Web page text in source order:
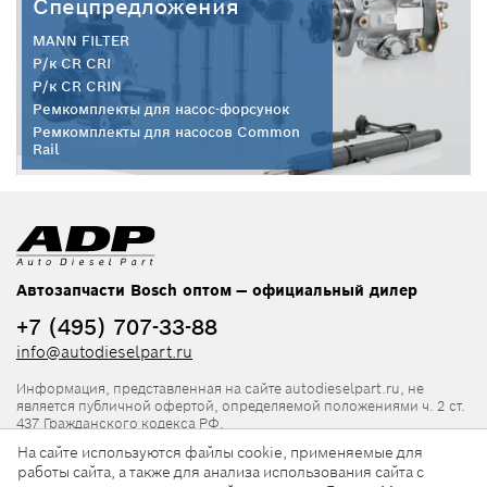
Спецпредложения
MANN FILTER
Р/к CR CRI
Р/к CR CRIN
Ремкомплекты для насос-форсунок
Ремкомплекты для насосов Common
Rail
Автозапчасти Bosch оптом — официальный дилер
+7 (495) 707-33-88
info@autodieselpart.ru
Информация, представленная на сайте autodieselpart.ru, не
является публичной офертой, определяемой положениями ч. 2 ст.
437 Гражданского кодекса РФ.
Нормативная документация
На сайте используются файлы cookie, применяемые для
работы сайта, а также для анализа использования сайта с